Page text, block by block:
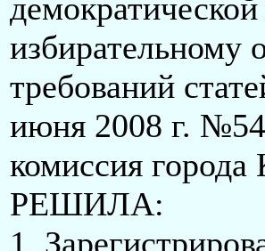
избирательному
требований
июня 2008 г.
комиссия
РЕШИЛА:
1.